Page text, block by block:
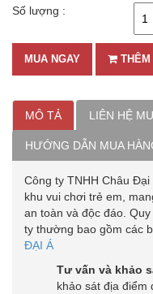
Số lượng :
MUA NGAY
MÔ TẢ LIÊN HỆ
HƯỚNG DẪN MUA
Công ty TNHH Châu
khu vui chơi trẻ em,
an toàn và độc đáo.
ty thường bao gồm các
ĐẠI Á
Tư vấn và khảo
khảo sát địa điểm